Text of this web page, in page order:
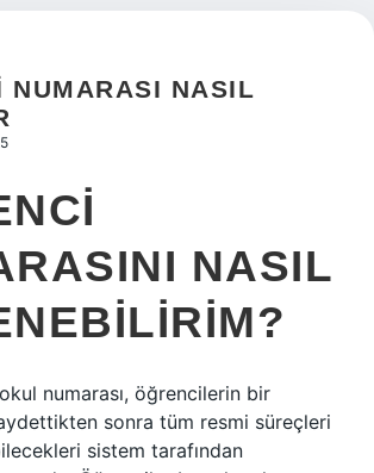
NUMARASI NASIL
NASIL
numarası, öğrencilerin bir
sonra tüm resmi süreçleri
sistem tarafından